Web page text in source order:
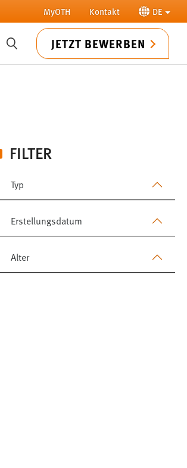
MyOTH Kontakt DE
SUCHE JETZT BEWERBEN
FILTER
Typ
Erstellungsdatum
Alter